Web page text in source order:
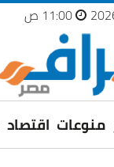
11:00 ص
منوعات اقتصاد